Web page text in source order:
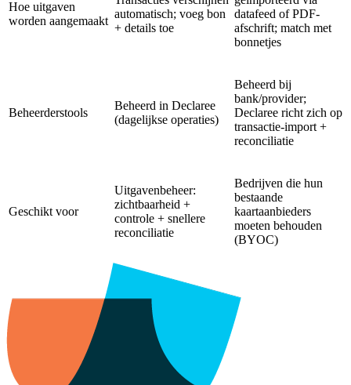
Hoe uitgaven
worden aangemaakt
automatisch; voeg bon
+ details toe
datafeed of PDF-
afschrift; match met
bonnetjes
Beheerderstools
Beheerd in Declaree
(dagelijkse operaties)
Beheerd bij
bank/provider;
Declaree richt zich op
transactie-import +
reconciliatie
Geschikt voor
Uitgavenbeheer:
zichtbaarheid +
controle + snellere
reconciliatie
Bedrijven die hun
bestaande
kaartaanbieders
moeten behouden
(BYOC)